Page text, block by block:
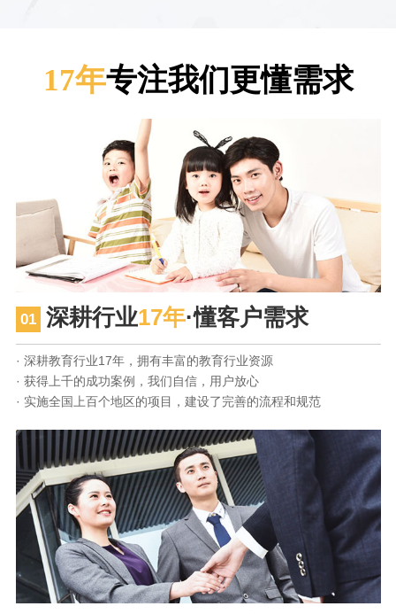
17年专注我们更懂需求
01 深耕行业17年·懂客户需求
· 深耕教育行业17年，拥有丰富的教育行业资源
· 获得上千的成功案例，我们自信，用户放心
· 实施全国上百个地区的项目，建设了完善的流程和规范